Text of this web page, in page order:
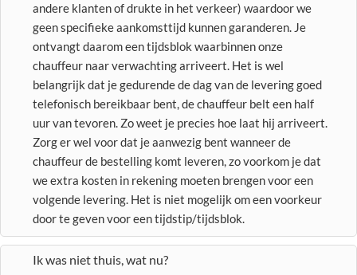
andere klanten of drukte in het verkeer) waardoor we
geen specifieke aankomsttijd kunnen garanderen. Je
ontvangt daarom een tijdsblok waarbinnen onze
chauffeur naar verwachting arriveert. Het is wel
belangrijk dat je gedurende de dag van de levering goed
telefonisch bereikbaar bent, de chauffeur belt een half
uur van tevoren. Zo weet je precies hoe laat hij arriveert.
Zorg er wel voor dat je aanwezig bent wanneer de
chauffeur de bestelling komt leveren, zo voorkom je dat
we extra kosten in rekening moeten brengen voor een
volgende levering. Het is niet mogelijk om een voorkeur
door te geven voor een tijdstip/tijdsblok.
Ik was niet thuis, wat nu?